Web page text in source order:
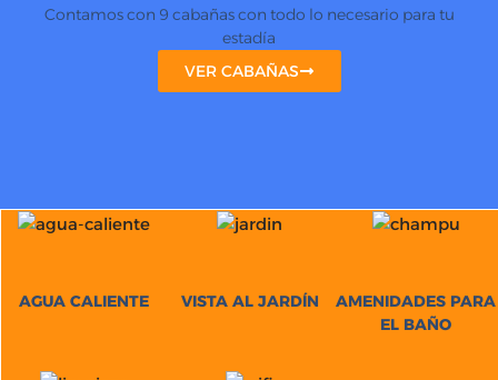
Contamos con 9 cabañas con todo lo necesario para tu
estadía
VER CABAÑAS
AGUA CALIENTE VISTA AL JARDÍN
AMENIDADES PARA
EL BAÑO